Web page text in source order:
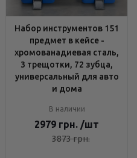
Набор инструментов 151
предмет в кейсе -
хромованадиевая сталь,
3 трещотки, 72 зубца,
универсальный для авто
и дома
В наличии
2979 грн. /шт
3873грн.